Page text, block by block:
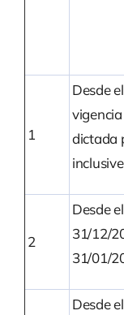
1
Desde
dictada
2
Desde
31/12/
31/01/
Desde